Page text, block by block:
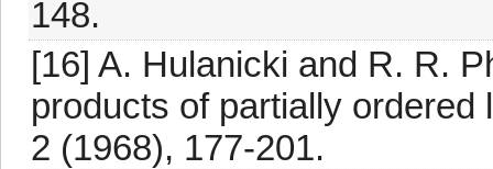
148.
[16] A. Hulanicki and R. R.
products of partially
2 (1968), 177-201.